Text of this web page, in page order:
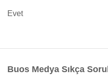
Evet
Buos Medya Sıkça